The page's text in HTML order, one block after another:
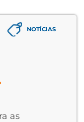
NOTÍCIAS
as